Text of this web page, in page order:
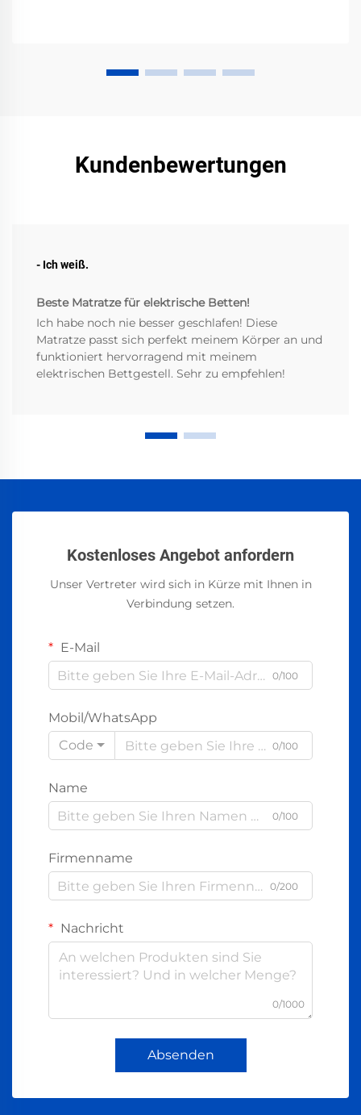
Kundenbewertungen
- Ich weiß.
Beste Matratze für elektrische Betten!
Ich habe noch nie besser geschlafen! Diese
Matratze passt sich perfekt meinem Körper an und
funktioniert hervorragend mit meinem
elektrischen Bettgestell. Sehr zu empfehlen!
Kostenloses Angebot anfordern
Unser Vertreter wird sich in Kürze mit Ihnen in
Verbindung setzen.
E-Mail
0/100
Mobil/WhatsApp
Code
0/100
Name
0/100
Firmenname
0/200
Nachricht
0/1000
Absenden